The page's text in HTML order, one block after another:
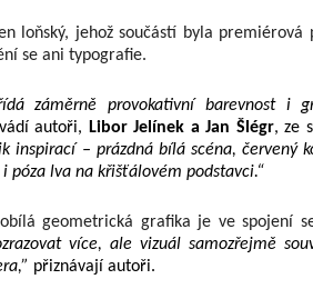
loňský, jehož součástí byla premiérová
se ani typografie.
záměrně provokativní barevnost i
autoři, Libor Jelínek a Jan Šlégr, ze
inspirací – prázdná bílá scéna, červený
póza lva na křišťálovém podstavci.“
geometrická grafika je ve spojení
více, ale vizuál samozřejmě
přiznávají autoři.